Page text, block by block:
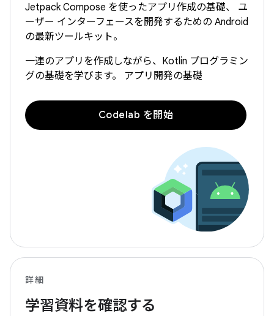
Jetpack Compose を使ったアプリ作成の基礎、 ユ
ーザー インターフェースを開発するための Android
の最新ツールキット。
一連のアプリを作成しながら、Kotlin プログラミン
グの基礎を学びます。 アプリ開発の基礎
Codelab を開始
詳細
学習資料を確認する